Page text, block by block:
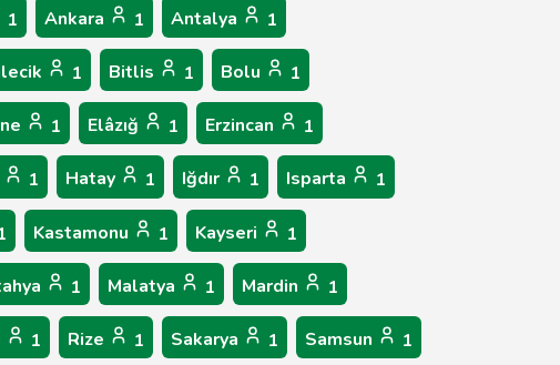
1 Ankara 1 Antalya 1
1 Bitlis 1 Bolu 1
1 Elâzığ 1 Erzincan 1
1 Hatay 1 Iğdır 1 Isparta 1
Kastamonu 1 Kayseri 1
1 Malatya 1 Mardin 1
1 Rize 1 Sakarya 1 Samsun 1